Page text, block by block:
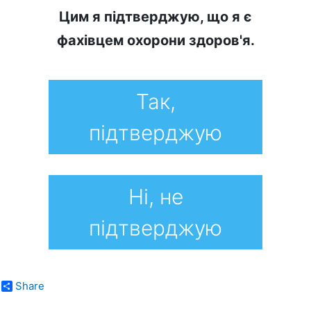
Цим я підтверджую, що я є
фахівцем охорони здоров'я.
Так,
підтверджую
Ні, не
підтверджую
Share